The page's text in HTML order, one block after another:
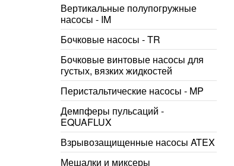
Вертикальные полупогружные
насосы - IM
Бочковые насосы - TR
Бочковые винтовые насосы для
густых, вязких жидкостей
Перистальтические насосы - MP
Демпферы пульсаций -
EQUAFLUX
Взрывозащищенные насосы ATEX
Мешалки и миксеры